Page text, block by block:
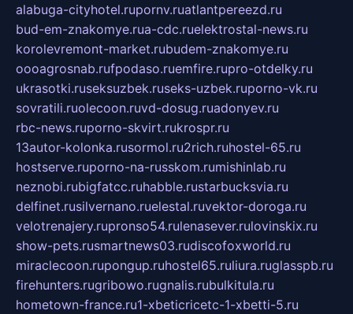
alabuga-cityhotel.rupornv.ruatlantpereezd.ru
bud-em-znakomye.rua-cdc.ruelektrostal-news.ru
korolevremont-market.rubudem-znakomye.ru
oooagrosnab.rufpodaso.ruemfire.rupro-otdelky.ru
ukrasotki.ruseksuzbek.ruseks-uzbek.ruporno-vk.ru
sovratili.ruolecoon.ruvd-dosug.ruadonyev.ru
rbc-news.ruporno-skvirt.rukrospr.ru
13autor-kolonka.rusormol.ru2rich.ruhostel-65.ru
hostserve.ruporno-na-russkom.rumishinlab.ru
neznobi.rubigfatcc.ruhabble.rustarbucksvia.ru
delfinet.rusilvernano.ruelestal.ruvektor-doroga.ru
velotrenajery.rupronso54.rulenasever.rulovinskix.ru
show-pets.rusmartnews03.rudiscofoxworld.ru
miraclecoon.rupongup.ruhostel65.ruliura.ruglasspb.ru
firehunters.rugribowo.rugnalis.rubulkitula.ru
hometown-france.ru1-xbeticricetc-1-xbetti-5.ru